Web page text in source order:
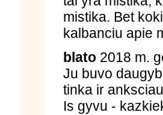
mistika. Bet
kalbanciu apie
blato2018 m.
Ju buvo
tinka ir
Is gyvu -